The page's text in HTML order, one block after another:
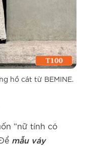
hồ cát từ BEMINE.
“nữ tính có
mẫu váy